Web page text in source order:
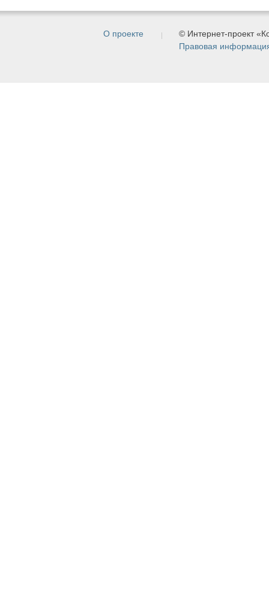
О проекте
© Интернет-проект
Правовая